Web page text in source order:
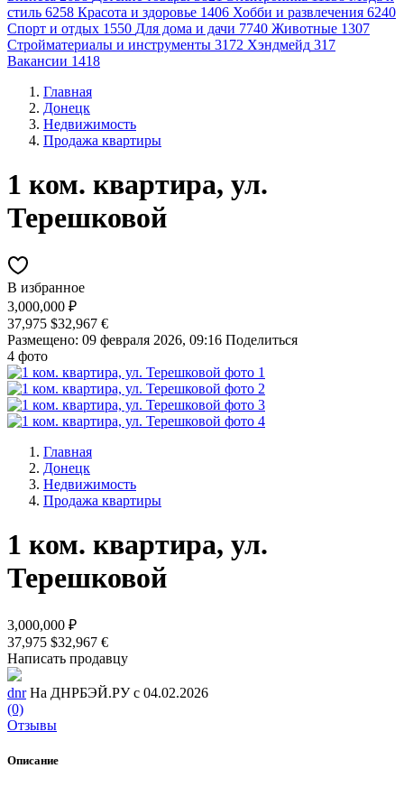
стиль 6258 Красота и здоровье 1406 Хобби и развлечения 6240
Спорт и отдых 1550 Для дома и дачи 7740 Животные 1307
Стройматериалы и инструменты 3172 Хэндмейд 317
Вакансии 1418
Главная
Донецк
Недвижимость
Продажа квартиры
1 ком. квартира, ул.
Терешковой
В избранное
3,000,000 ₽
37,975 $32,967 €
Размещено: 09 февраля 2026, 09:16 Поделиться
4 фото
Главная
Донецк
Недвижимость
Продажа квартиры
1 ком. квартира, ул.
Терешковой
3,000,000 ₽
37,975 $32,967 €
Написать продавцу
dnr На ДНРБЭЙ.РУ с 04.02.2026
(0)
Отзывы
Описание